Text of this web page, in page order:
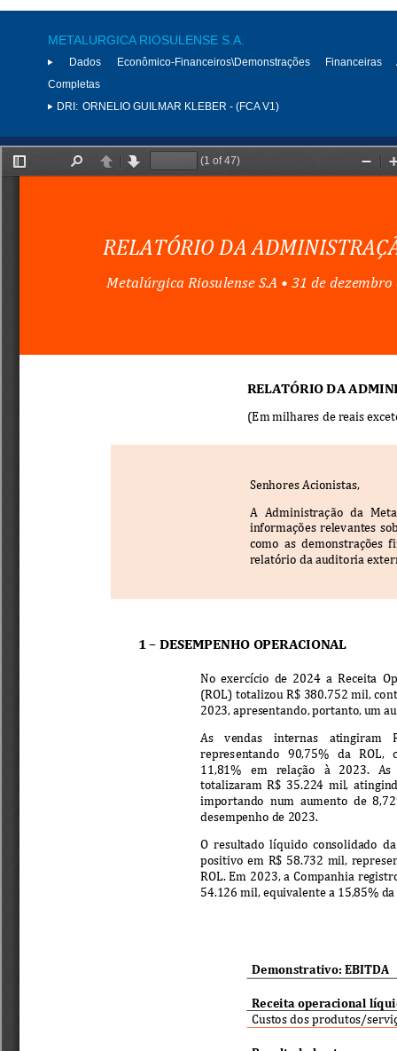
METALURGICA RIOSULENSE S.A.
Dados Econômico-Financeiros\Demonstrações Financeiras
Completas
DRI: ORNELIO GUILMAR KLEBER - (FCA V1)